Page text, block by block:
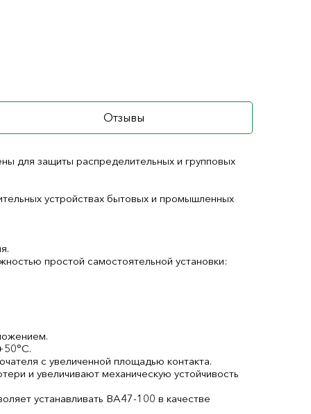
Отзывы
для защиты распределительных и групповых
устройствах бытовых и промышленных
простой самостоятельной установки:
с увеличенной площадью контакта.
и увеличивают механическую устойчивость
устанавливать ВА47-100 в качестве